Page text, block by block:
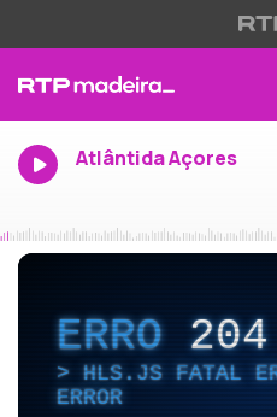
Atlântida Açores
ERRO204
HLS.JS FATAL
ERROR